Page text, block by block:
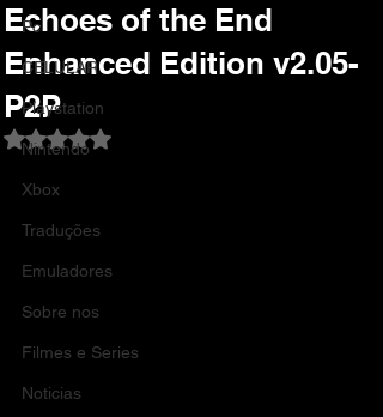
Pc
CELULAR
Playstation
Nintendo
Xbox
Traduções
Emuladores
Sobre nos
Filmes e Series
Noticias
Echoes of the End
Enhanced Edition v2.05-
P2P
Avaliado com NaN de 5 estrelas.